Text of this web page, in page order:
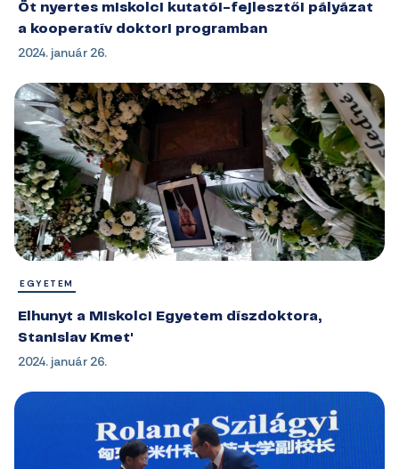
Öt nyertes miskolci kutatói-fejlesztői pályázat
a kooperatív doktori programban
2024. január 26.
EGYETEM
Elhunyt a Miskolci Egyetem díszdoktora,
Stanislav Kmet'
2024. január 26.